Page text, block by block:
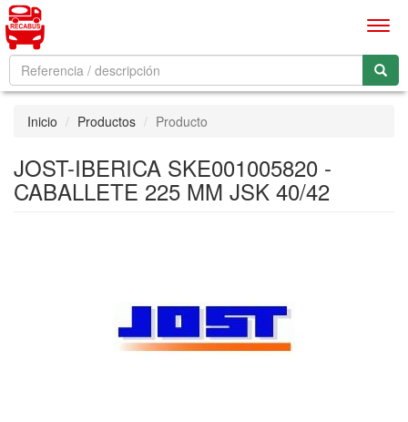
Inicio Productos Producto
JOST-IBERICA SKE001005820 -
CABALLETE 225 MM JSK 40/42